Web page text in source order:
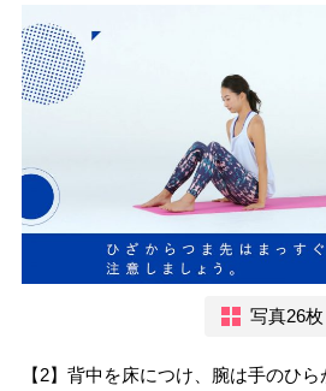
写真26枚
【2】背中を床につけ、腕は手のひ